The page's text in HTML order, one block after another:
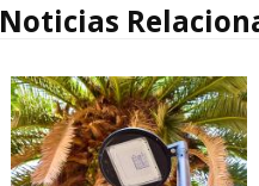
Noticias